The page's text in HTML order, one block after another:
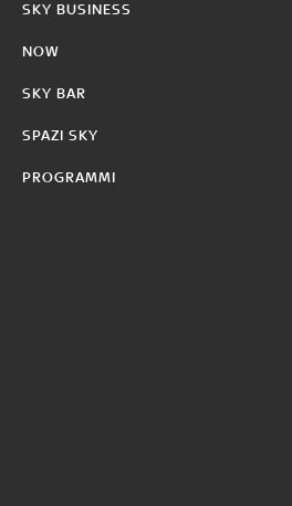
SKY BUSINESS
NOW
SKY BAR
SPAZI SKY
PROGRAMMI